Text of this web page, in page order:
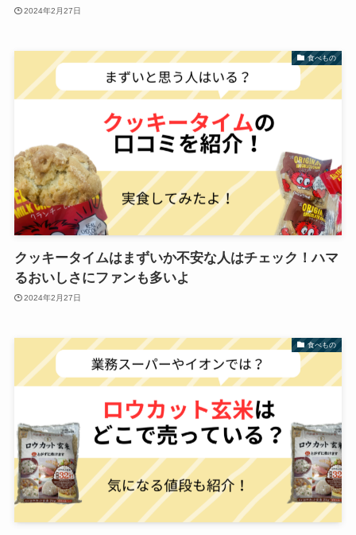
2024年2月27日
食べもの
クッキータイムはまずいか不安な人はチェック！ハマ
るおいしさにファンも多いよ
2024年2月27日
食べもの